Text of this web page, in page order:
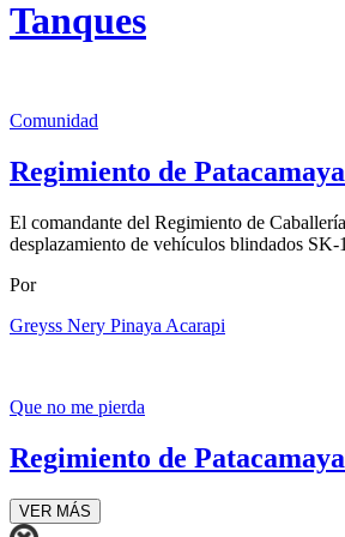
Tanques
Comunidad
Regimiento de
El comandante del Regimiento de
desplazamiento de vehículos blindados SK-
Por
Greyss Nery Pinaya Acarapi
Que no me pierda
Regimiento de
VER MÁS